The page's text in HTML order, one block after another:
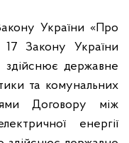
України «Про
17 Закону України
державне
та комунальних
Договору між
енергії